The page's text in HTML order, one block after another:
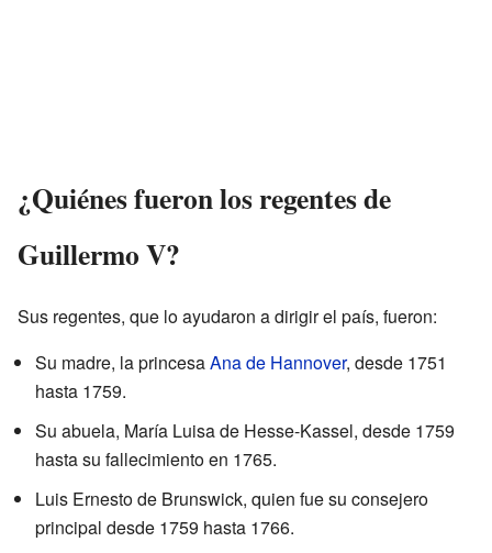
¿Quiénes fueron los regentes de
Guillermo V?
Sus regentes, que lo ayudaron a dirigir el país, fueron:
Su madre, la princesaAna de Hannover, desde 1751
hasta 1759.
Su abuela, María Luisa de Hesse-Kassel, desde 1759
hasta su fallecimiento en 1765.
Luis Ernesto de Brunswick, quien fue su consejero
principal desde 1759 hasta 1766.